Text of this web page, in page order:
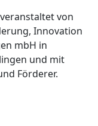
von
Innovation
mbH in
und mit
Förderer.